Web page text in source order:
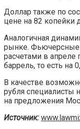
Доллар также по
цене на 82 копейки
Аналогичная
рынке. Фьючерсные
расчетами в апреле
баррель, то есть на
В качестве
рубля
на предложения
Источник: